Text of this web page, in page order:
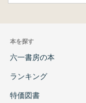
本を探す
六一書房の本
ランキング
特価図書